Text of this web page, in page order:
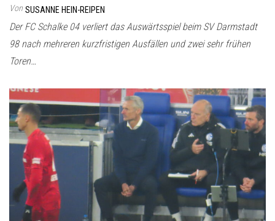
Von SUSANNE HEIN-REIPEN
Der FC Schalke 04 verliert das Auswärtsspiel beim SV Darmstadt
98 nach mehreren kurzfristigen Ausfällen und zwei sehr frühen
Toren…